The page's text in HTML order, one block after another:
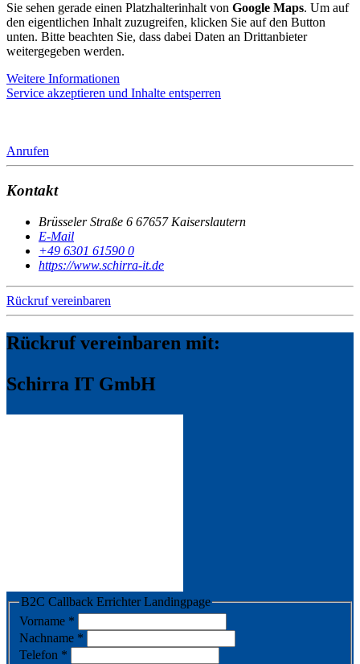
Sie sehen gerade einen Platzhalterinhalt von Google Maps. Um auf
den eigentlichen Inhalt zuzugreifen, klicken Sie auf den Button
unten. Bitte beachten Sie, dass dabei Daten an Drittanbieter
weitergegeben werden.
Weitere Informationen
Service akzeptieren und Inhalte entsperren
Anrufen
Kontakt
Brüsseler Straße 6 67657 Kaiserslautern
E-Mail
+49 6301 61590 0
https://www.schirra-it.de
Rückruf vereinbaren
Rückruf vereinbaren mit:
Schirra IT GmbH
B2C Callback Errichter Landingpage
Vorname *
Nachname *
Telefon *